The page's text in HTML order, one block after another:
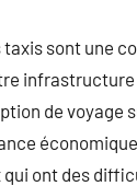
taxis sont une
de voyage
ont des